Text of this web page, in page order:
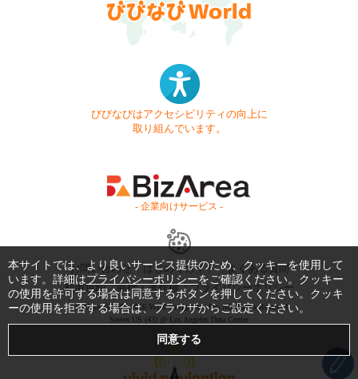
びびなびはアクセシビリティの向上に
取り組んでいます。
- 企業向けサービス -
お問い合わせ はじめてガイド
よくある質問
利用規約
商標・著作権 プライバシーポリシー
Copyright © 1999-2026 Vivid Navigation, Inc. All Rights Reserved.
Server US (43) @ Los Angeles Data Center
本サイトでは、より良いサービス提供のため、クッキーを使用して
います。詳細はプライバシーポリシーをご確認ください。クッキー
の使用を許可する場合は同意するボタンを押してください。クッキ
ーの使用を拒否する場合は、ブラウザからご設定ください。